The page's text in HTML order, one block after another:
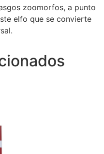
zoomorfos, a punto
elfo que se convierte